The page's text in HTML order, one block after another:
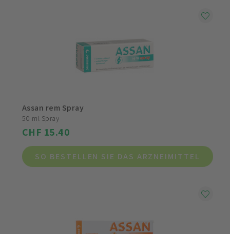
Assan rem Spray
50 ml Spray
CHF 15.40
SO BESTELLEN SIE DAS ARZNEIMITTEL